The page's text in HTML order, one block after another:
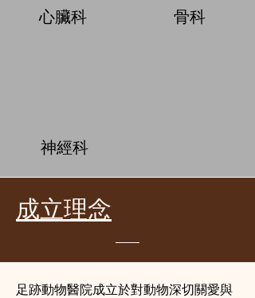
心臟科 骨科
​神經科
成立理念
足跡動物醫院成立於對動物深切關愛與